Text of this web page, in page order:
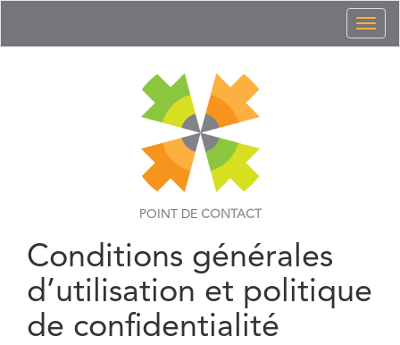
POINT DE CONTACT
Conditions générales
d’utilisation et politique
de confidentialité